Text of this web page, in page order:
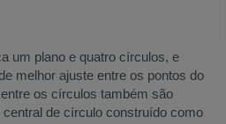
um plano e quatro círculos, e
melhor ajuste entre os pontos do
os círculos também são
de círculo construído como